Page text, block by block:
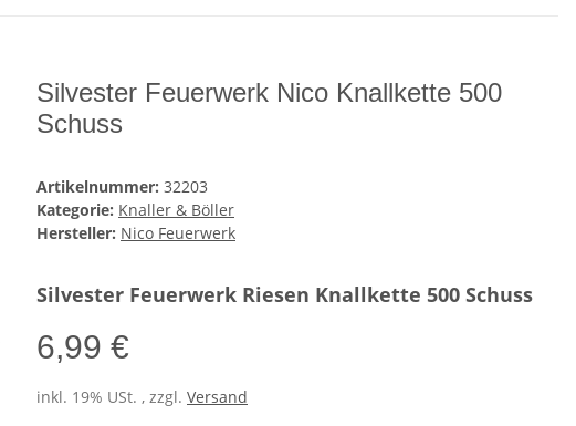
Silvester Feuerwerk Nico Knallkette 500
Schuss
Artikelnummer: 32203
Kategorie: Knaller & Böller
Hersteller: Nico Feuerwerk
Silvester Feuerwerk Riesen Knallkette 500 Schuss
6,99 €
inkl. 19% USt. , zzgl. Versand